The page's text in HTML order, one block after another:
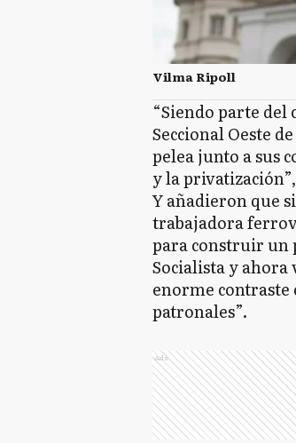
Vilma Ripoll
“Siendo parte del
Seccional Oeste
pelea junto a sus
y la
Y añadieron que
trabajadora
para construir un
Socialista y
enorme contraste
patronales”.
Ads